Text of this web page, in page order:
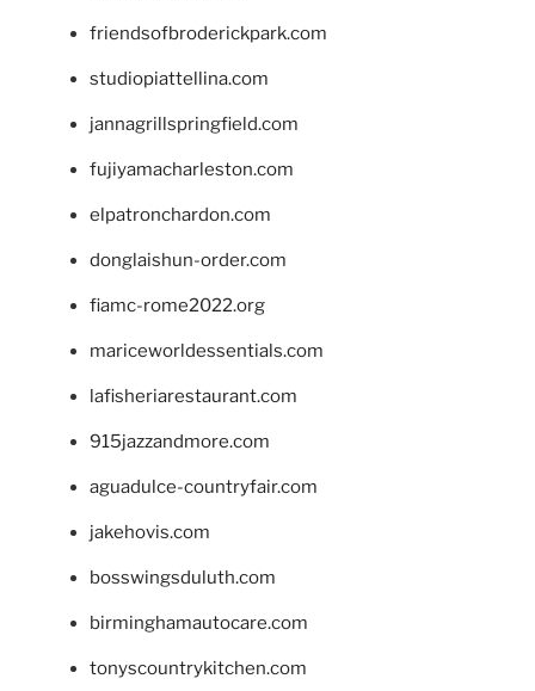
friendsofbroderickpark.com
studiopiattellina.com
jannagrillspringfield.com
fujiyamacharleston.com
elpatronchardon.com
donglaishun-order.com
fiamc-rome2022.org
mariceworldessentials.com
lafisheriarestaurant.com
915jazzandmore.com
aguadulce-countryfair.com
jakehovis.com
bosswingsduluth.com
birminghamautocare.com
tonyscountrykitchen.com